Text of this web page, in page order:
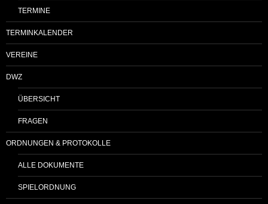
TERMINE
TERMINKALENDER
VEREINE
DWZ
ÜBERSICHT
FRAGEN
ORDNUNGEN & PROTOKOLLE
ALLE DOKUMENTE
SPIELORDNUNG